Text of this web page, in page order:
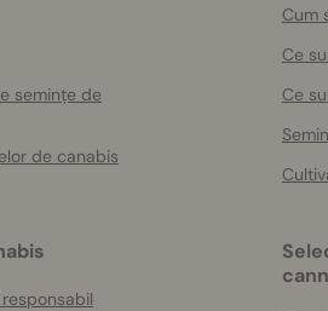
semințe de
de canabis
Cum
Ce
Ce